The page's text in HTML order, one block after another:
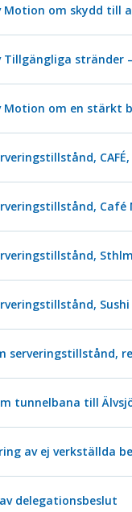
Motion om skydd till
Tillgängliga stränder
Motion om en stärkt
Sushi
serveringstillstånd,
tunnelbana till
av ej verkställda
delegationsbeslut